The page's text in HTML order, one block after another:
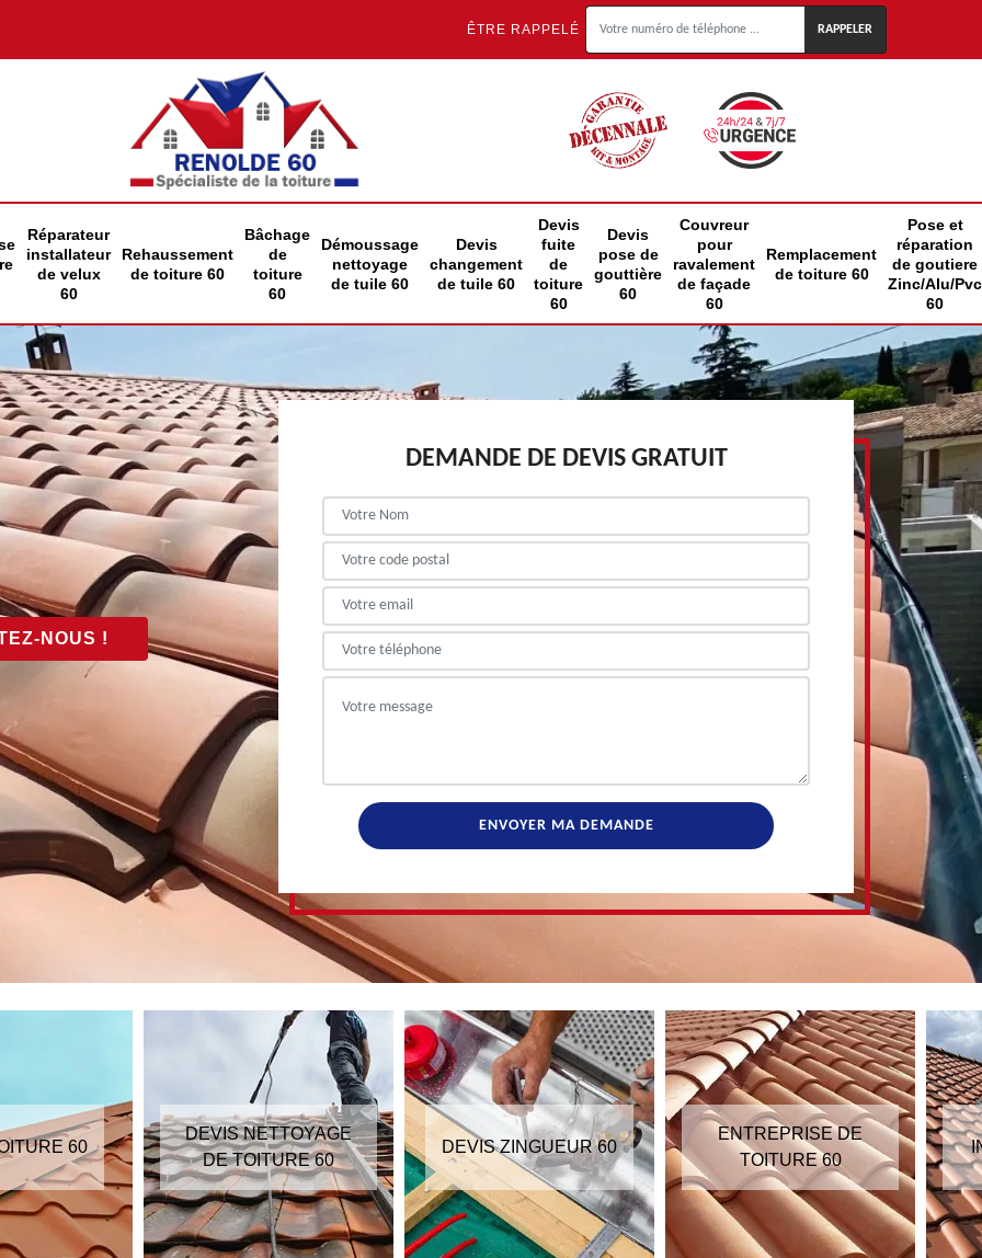
ÊTRE RAPPELÉ
Réparateur
installateur
de velux
60
Rehaussement
de toiture 60
Bâchage
de
toiture
60
Démoussage
nettoyage
de tuile 60
Devis
changement
de tuile 60
Devis
fuite
de
toiture
60
Devis
pose de
gouttière
60
Couvreur
pour
ravalement
de façade
60
Remplacement
de toiture 60
Pose et
réparation
de goutiere
Zinc/Alu/Pvc
60
NOUS !
DEMANDE DE DEVIS GRATUIT
60
DEVIS NETTOYAGE
DE TOITURE 60
DEVIS ZINGUEUR 60
ENTREPRISE DE
TOITURE 60